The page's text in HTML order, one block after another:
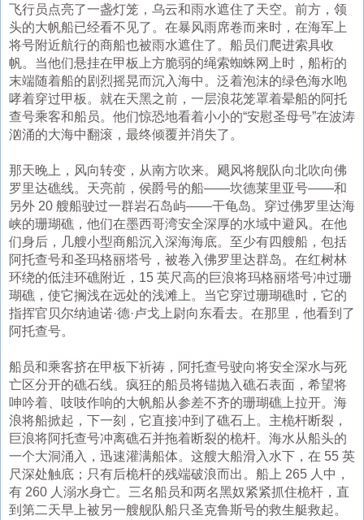
飞行员点亮了一盏灯笼，乌云和雨水遮住了天空。前方，领
头的大帆船已经看不见了。在暴风雨席卷而来时，在海军上
将号附近航行的商船也被雨水遮住了。船员们爬进索具收
帆。当他们悬挂在甲板上方脆弱的绳索蜘蛛网上时，船桁的
末端随着船的剧烈摇晃而沉入海中。泛着泡沫的绿色海水咆
哮着穿过甲板。就在天黑之前，一层浪花笼罩着晕船的阿托
查号乘客和船员。他们惊恐地看着小小的“安慰圣母号”在波涛
汹涌的大海中翻滚，最终倾覆并消失了。
那天晚上，风向转变，从南方吹来。飓风将舰队向北吹向佛
罗里达礁线。天亮前，侯爵号的船——坎德莱里亚号——和
另外 20 艘船驶过一群岩石岛屿——干龟岛。穿过佛罗里达海
峡的珊瑚礁，他们在墨西哥湾安全深厚的水域中避风。在他
们身后，几艘小型商船沉入深海海底。至少有四艘船，包括
阿托查号和圣玛格丽塔号，被卷入佛罗里达群岛。在红树林
环绕的低洼环礁附近，15 英尺高的巨浪将玛格丽塔号冲过珊
瑚礁，使它搁浅在远处的浅滩上。当它穿过珊瑚礁时，它的
指挥官贝尔纳迪诺·德·卢戈上尉向东看去。在那里，他看到了
阿托查号。
船员和乘客挤在甲板下祈祷，阿托查号驶向将安全深水与死
亡区分开的礁石线。疯狂的船员将锚抛入礁石表面，希望将
呻吟着、吱吱作响的大帆船从参差不齐的珊瑚礁上拉开。海
浪将船掀起，下一刻，它直接冲到了礁石上。主桅杆断裂，
巨浪将阿托查号冲离礁石并拖着断裂的桅杆。海水从船头的
一个大洞涌入，迅速灌满船体。这艘大船滑入水下，在 55 英
尺深处触底；只有后桅杆的残端破浪而出。船上 265 人中，
有 260 人溺水身亡。三名船员和两名黑奴紧紧抓住桅杆，直
到第二天早上被另一艘舰队船只圣克鲁斯号的救生艇救​​起。